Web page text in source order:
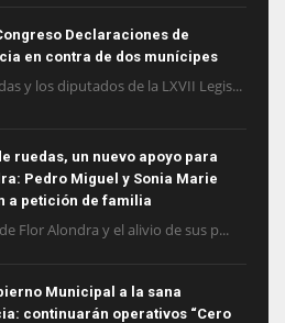
Declaraciones de
en contra de dos munícipes
y los diputados de la LXVII Legis...
ruedas, un nuevo apoyo para
Pedro Miguel y Sonia Marie
a petición de familia
Flor Alondra y el alivio de sus p...
Municipal a la sana
continuarán operativos “Cero